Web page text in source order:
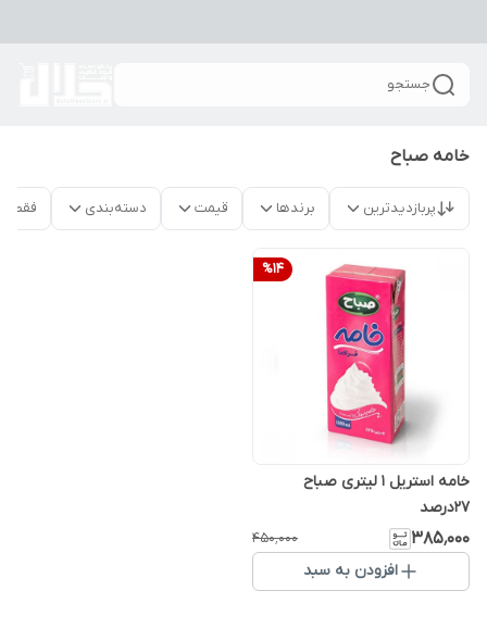
جستجو
خامه صباح
پربازدیدترین برندها قیمت دسته‌بندی فقط
%14
خامه استریل 1 لیتری صباح
27درصد
۳۸۵٬۰۰۰ ۴۵۰٬۰۰۰
افزودن به سبد